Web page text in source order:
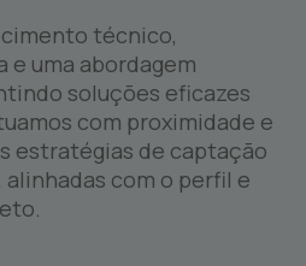
técnico,
e uma abordagem
soluções eficazes
com proximidade e
estratégias de captação
alinhadas com o perfil e